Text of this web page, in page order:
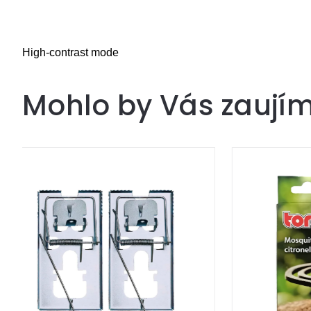
High-contrast mode
Mohlo by Vás